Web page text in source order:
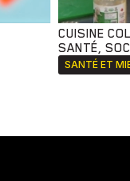
CUISINE
SANTÉ,
SANTÉ ET